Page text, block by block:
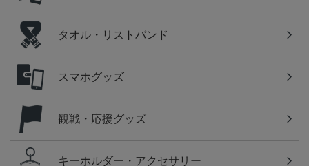
タオル・リストバンド
スマホグッズ
観戦・応援グッズ
キーホルダー・アクセサリー